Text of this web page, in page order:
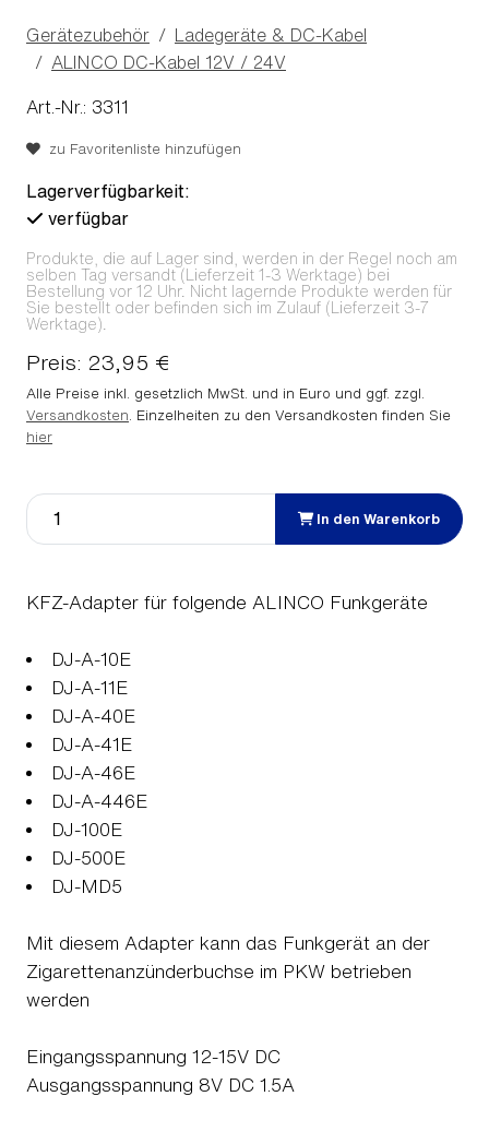
Gerätezubehör
Ladegeräte & DC-Kabel
ALINCO DC-Kabel 12V / 24V
Art.-Nr.: 3311
zu Favoritenliste hinzufügen
Lagerverfügbarkeit:
verfügbar
Produkte, die auf Lager sind, werden in der Regel noch am
selben Tag versandt (Lieferzeit 1-3 Werktage) bei
Bestellung vor 12 Uhr. Nicht lagernde Produkte werden für
Sie bestellt oder befinden sich im Zulauf (Lieferzeit 3-7
Werktage).
Preis: 23,95 €
Alle Preise inkl. gesetzlich MwSt. und in Euro und ggf. zzgl.
Versandkosten . Einzelheiten zu den Versandkosten finden Sie
hier
In den Warenkorb
KFZ-Adapter für folgende ALINCO Funkgeräte
DJ-A-10E
DJ-A-11E
DJ-A-40E
DJ-A-41E
DJ-A-46E
DJ-A-446E
DJ-100E
DJ-500E
DJ-MD5
Mit diesem Adapter kann das Funkgerät an der
Zigarettenanzünderbuchse im PKW betrieben
werden
Eingangsspannung 12-15V DC
Ausgangsspannung 8V DC 1.5A